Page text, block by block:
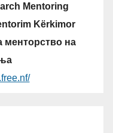
Mentoring
Kërkimor
менторство на